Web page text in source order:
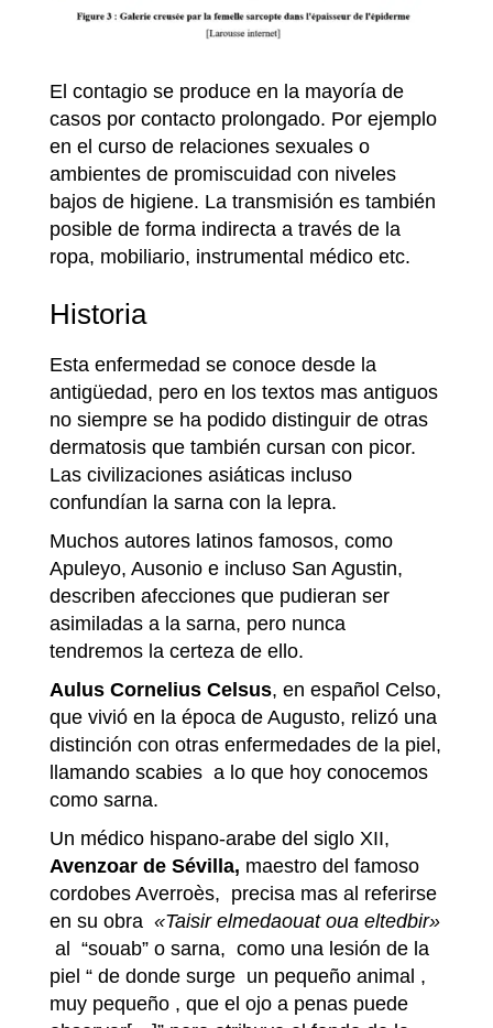
El contagio se produce en la mayoría de
casos por contacto prolongado. Por ejemplo
en el curso de relaciones sexuales o
ambientes de promiscuidad con niveles
bajos de higiene. La transmisión es también
posible de forma indirecta a través de la
ropa, mobiliario, instrumental médico etc.
Historia
Esta enfermedad se conoce desde la
antigüedad, pero en los textos mas antiguos
no siempre se ha podido distinguir de otras
dermatosis que también cursan con picor.
Las civilizaciones asiáticas incluso
confundían la sarna con la lepra.
Muchos autores latinos famosos, como
Apuleyo, Ausonio e incluso San Agustin,
describen afecciones que pudieran ser
asimiladas a la sarna, pero nunca
tendremos la certeza de ello.
Aulus Cornelius Celsus, en español Celso,
que vivió en la época de Augusto, relizó una
distinción con otras enfermedades de la piel,
llamando scabies a lo que hoy conocemos
como sarna.
Un médico hispano-arabe del siglo XII,
Avenzoar de Sévilla, maestro del famoso
cordobes Averroès, precisa mas al referirse
en su obra «Taisir elmedaouat oua eltedbir»
al “souab” o sarna, como una lesión de la
piel “ de donde surge un pequeño animal ,
muy pequeño , que el ojo a penas puede